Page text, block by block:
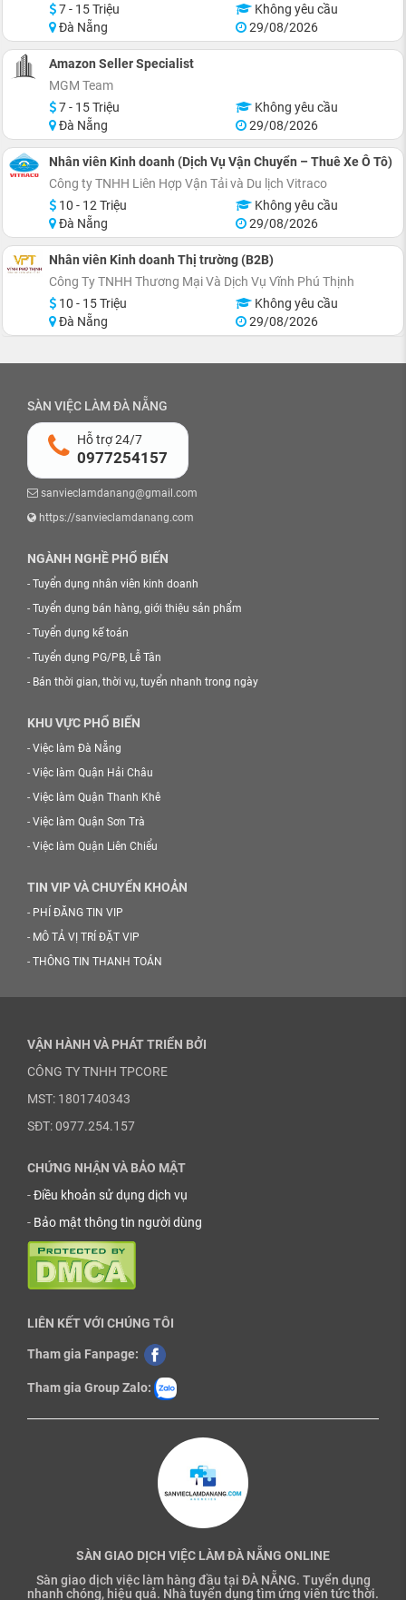
7 - 15 Triệu
Không yêu cầu
Đà Nẵng
29/08/2026
Amazon Seller Specialist
MGM Team
7 - 15 Triệu
Không yêu cầu
Đà Nẵng
29/08/2026
Nhân viên Kinh doanh (Dịch Vụ Vận Chuyển – Thuê Xe Ô Tô)
Công ty TNHH Liên Hợp Vận Tải và Du lịch Vitraco
10 - 12 Triệu
Không yêu cầu
Đà Nẵng
29/08/2026
Nhân viên Kinh doanh Thị trường (B2B)
Công Ty TNHH Thương Mại Và Dịch Vụ Vĩnh Phú Thịnh
10 - 15 Triệu
Không yêu cầu
Đà Nẵng
29/08/2026
SÀN VIỆC LÀM ĐÀ NẴNG
Hỗ trợ 24/7
0977254157
sanvieclamdanang@gmail.com
https://sanvieclamdanang.com
NGÀNH NGHỀ PHỔ BIẾN
- Tuyển dụng nhân viên kinh doanh
- Tuyển dụng bán hàng, giới thiệu sản phẩm
- Tuyển dụng kế toán
- Tuyển dụng PG/PB, Lễ Tân
- Bán thời gian, thời vụ, tuyển nhanh trong ngày
KHU VỰC PHỔ BIẾN
- Việc làm Đà Nẵng
- Việc làm Quận Hải Châu
- Việc làm Quận Thanh Khê
- Việc làm Quận Sơn Trà
- Việc làm Quận Liên Chiểu
TIN VIP VÀ CHUYỂN KHOẢN
- PHÍ ĐĂNG TIN VIP
- MÔ TẢ VỊ TRÍ ĐẶT VIP
- THÔNG TIN THANH TOÁN
VẬN HÀNH VÀ PHÁT TRIỂN BỞI
CÔNG TY TNHH TPCORE
MST: 1801740343
SĐT: 0977.254.157
CHỨNG NHẬN VÀ BẢO MẬT
-Điều khoản sử dụng dịch vụ
- Bảo mật thông tin người dùng
LIÊN KẾT VỚI CHÚNG TÔI
Tham gia Fanpage:
Tham gia Group Zalo:
SÀN GIAO DỊCH VIỆC LÀM ĐÀ NẴNG ONLINE
Sàn giao dịch việc làm hàng đầu tại ĐÀ NẴNG. Tuyển dụng
nhanh chóng, hiệu quả. Nhà tuyển dụng tìm ứng viên tức thời.